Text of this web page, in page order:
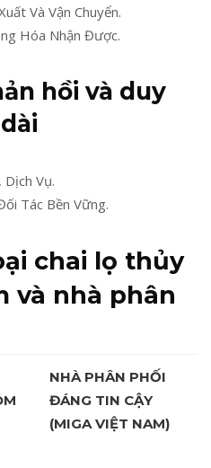
Và Vận Chuyển.
Hóa Nhận Được.
hồi và duy
Vụ.
Tác Bền Vững.
chai lọ thủy
và nhà phân
NHÀ PHÂN PHỐI
ĐÁNG TIN CẬY
(MIGA VIỆT NAM)